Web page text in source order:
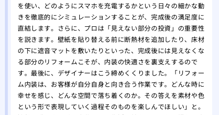
を使い、どのようにスマホを充電するかという日々の細かな動
きを徹底的にシミュレーションすることが、完成後の満足度に
直結します。さらに、プロは「見えない部分の投資」の重要性
を説きます。壁紙を貼り替える前に断熱材を追加したり、床材
の下に遮音マットを敷いたりといった、完成後には見えなくな
る部分のリフォームこそが、内装の快適さを裏支えするので
す。最後に、デザイナーはこう締めくくりました。「リフォー
ム内装は、お客様が自分自身と向き合う作業です。どんな時に
幸せを感じ、どんな空間で落ち着くのか。その答えを素材や色
という形で表現していく過程そのものを楽しんでほしい」と。